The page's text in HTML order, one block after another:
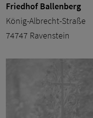
Friedhof Ballenberg
König-Albrecht-Straße
74747 Ravenstein